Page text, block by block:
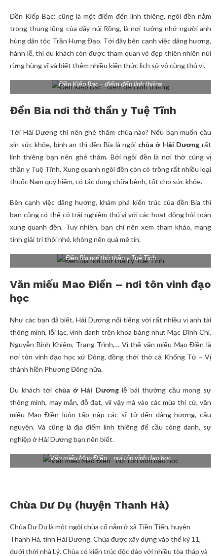
Đền Kiếp Bạc: cũng là một điểm đến linh thiêng, ngôi đền nằm
trong thung lũng của dãy núi Rồng, là nơi tưởng nhớ người anh
hùng dân tộc Trần Hưng Đạo. Tới đây bên cạnh việc dâng hương,
hành lễ, thì du khách còn được tham quan vẻ đẹp thiên nhiên núi
rừng hùng vĩ và biết thêm nhiều kiến thức lịch sử vô cùng thú vị.
Đền Kiếp Bạc – điểm đến linh thiêng
Đền Bia nơi thờ thần y Tuệ Tĩnh
Tới Hải Dương thì nên ghé thăm chùa nào? Nếu bạn muốn cầu
xin sức khỏe, bình an thì đền Bia là ngôi chùa ở Hải Dươngrất
linh thiêng bạn nên ghé thăm. Bởi ngôi đền là nơi thờ cúng vị
thần y Tuệ Tĩnh. Xung quanh ngôi đền còn có trồng rất nhiều loại
thuốc Nam quý hiếm, có tác dụng chữa bệnh, tốt cho sức khỏe.
Bên cạnh việc dâng hương, khám phá kiến trúc của đền Bia thì
bạn cũng có thể có trải nghiệm thú vị với các hoạt động bói toán
xung quanh đền. Tuy nhiên, bạn chỉ nên xem tham khảo, mang
tính giải trí thôi nhé, không nên quá mê tín.
Đền Bia nơi thờ thần y Tuệ Tĩnh
Văn miếu Mao Điền – nơi tôn vinh đạo
học
Như các bạn đã biết, Hải Dương nổi tiếng với rất nhiều vị anh tài
thông minh, lỗi lạc, vinh danh trên khoa bảng như: Mạc Đĩnh Chi,
Nguyễn Bỉnh Khiêm, Trạng Trình,… Vì thế văn miếu Mao Điền là
nơi tôn vinh đạo học xứ Đông, đồng thời thờ cả Khổng Tử – Vị
thánh hiền Phương Đông nữa.
Du khách tới chùa ở Hải Dương lễ bái thường cầu mong sự
thông minh, may mắn, đỗ đạt, vìi vậy mà vào các mùa thi cử, văn
miếu Mao Điền luôn tấp nập các sĩ tử đến dâng hương, cầu
nguyện. Và cũng là địa điểm linh thiêng để cầu công danh, sự
nghiệp ở Hải Dương bạn nên biết.
Văn miếu Mao Điền – nơi tôn vinh đạo học
Chùa Dư Dụ (huyện Thanh Hà)
Chùa Dư Dụ là một ngôi chùa cổ nằm ở xã Tiền Tiến, huyện
Thanh Hà, tỉnh Hải Dương. Chùa được xây dựng vào thế kỷ 11,
dưới thời nhà Lý. Chùa có kiến trúc độc đáo với nhiều tòa tháp và